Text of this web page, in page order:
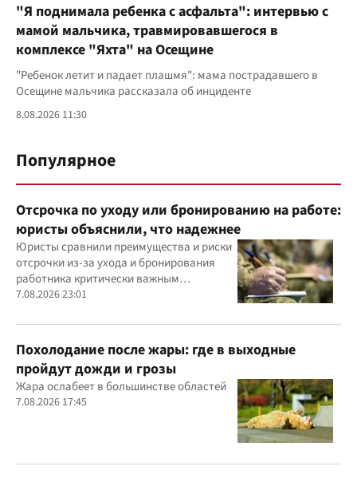
"Я поднимала ребенка с асфальта": интервью с
мамой мальчика, травмировавшегося в
комплексе "Яхта" на Осещине
"Ребенок летит и падает плашмя": мама пострадавшего в
Осещине мальчика рассказала об инциденте
8.08.2026 11:30
Популярное
Отсрочка по уходу или бронированию на работе:
юристы объяснили, что надежнее
Юристы сравнили преимущества и риски
отсрочки из-за ухода и бронирования
работника критически важным
предприятием
7.08.2026 23:01
Похолодание после жары: где в выходные
пройдут дожди и грозы
Жара ослабеет в большинстве областей
7.08.2026 17:45